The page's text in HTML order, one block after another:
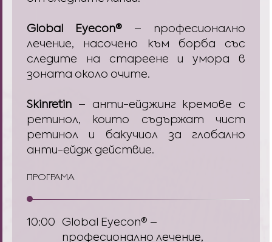
Global Eyecon® – професионално
лечение, насочено към борба със
следите на стареене и умора в
зоната около очите.
Skinretin – анти-ейджинг кремове с
ретинол, които съдържат чист
ретинол и бакучиол за глобално
анти-ейдж действие.
ПРОГРАМА
10:00 Global Eyecon® –
професионално лечение,